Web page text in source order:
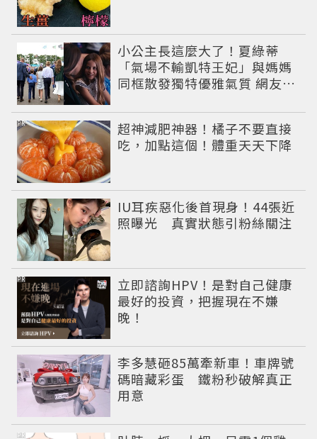
小公主長這麼大了！夏綠蒂
「氣場不輸凱特王妃」與媽媽
同框散發獨特優雅氣質 網友狂
超神減肥神器！橘子不要直接
吃，加點這個！體重天天下降
PR
IU耳疾惡化後首現身！44張近
照曝光 真實狀態引粉絲關注
立即諮詢HPV！是對自己健康
最好的投資，把握現在不嫌
晚！
PR
李多慧砸85萬牽新車！車牌號
碼暗藏彩蛋 鐵粉秒破解真正
用意
PR